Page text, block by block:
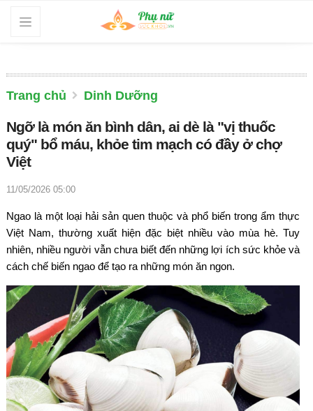
Trang chủ Dinh Dưỡng
Ngỡ là món ăn bình dân, ai dè là "vị thuốc
quý" bổ máu, khỏe tim mạch có đầy ở chợ
Việt
11/05/2026 05:00
Ngao là một loại hải sản quen thuộc và phổ biến trong ẩm thực
Việt Nam, thường xuất hiện đặc biệt nhiều vào mùa hè. Tuy
nhiên, nhiều người vẫn chưa biết đến những lợi ích sức khỏe và
cách chế biến ngao để tạo ra những món ăn ngon.